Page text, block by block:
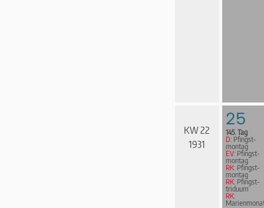
KW 22
1931
25
145. Tag
D: Pfingst­
mon­tag
EV: Pfingst­
mon­tag
RK: Pfingst­
mon­tag
RK: Pfingst­
tri­du­um
RK: